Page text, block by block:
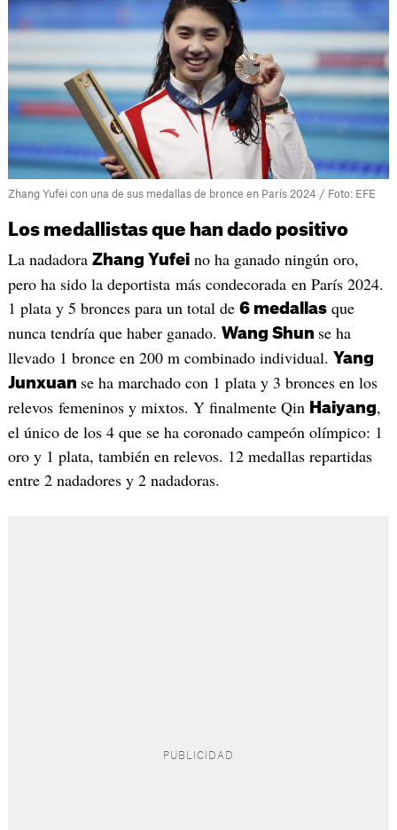
Zhang Yufei con una de sus medallas de bronce en París 2024 / Foto: EFE
Los medallistas que han dado positivo
La nadadora Zhang Yufeino ha ganado ningún oro,
pero ha sido la deportista más condecorada en París 2024.
1 plata y 5 bronces para un total de 6 medallasque
nunca tendría que haber ganado. Wang Shun se ha
llevado 1 bronce en 200 m combinado individual. Yang
Junxuan se ha marchado con 1 plata y 3 bronces en los
relevos femeninos y mixtos. Y finalmente Qin Haiyang,
el único de los 4 que se ha coronado campeón olímpico: 1
oro y 1 plata, también en relevos. 12 medallas repartidas
entre 2 nadadores y 2 nadadoras.